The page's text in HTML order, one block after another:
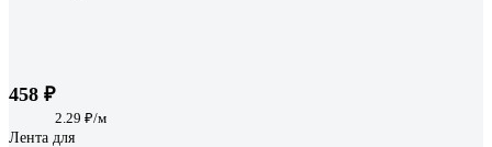
458 ₽
2.29 ₽/м
Лента для